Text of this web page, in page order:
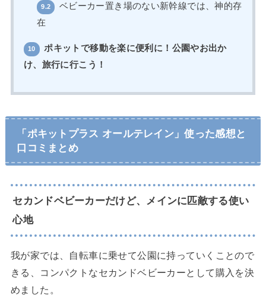
9.2
ベビーカー置き場のない新幹線では、神的存
在
10
ポキットで移動を楽に便利に！公園やお出か
け、旅行に行こう！
「ポキットプラス オールテレイン」使った感想と
口コミまとめ
セカンドベビーカーだけど、メインに匹敵する使い
心地
我が家では、自転車に乗せて公園に持っていくことので
きる、コンパクトなセカンドベビーカーとして購入を決
めました。